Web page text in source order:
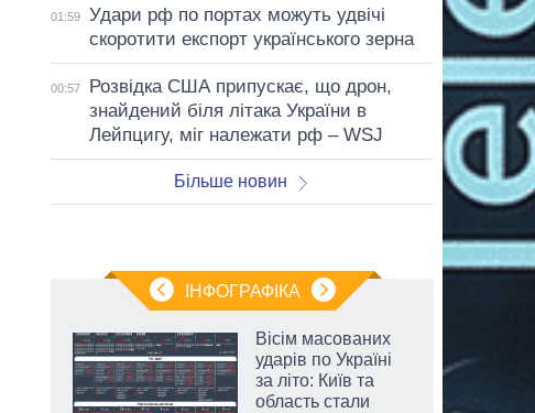
01:59
Удари рф по портах можуть удвічі
скоротити експорт українського зерна
00:57
Розвідка США припускає, що дрон,
знайдений біля літака України в
Лейпцигу, міг належати рф – WSJ
Більше новин
ІНФОГРАФІКА
Вісім масованих
ударів по Україні
за літо: Київ та
область стали